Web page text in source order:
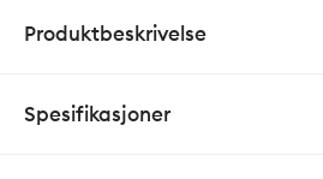
Produktbeskrivelse
Spesifikasjoner